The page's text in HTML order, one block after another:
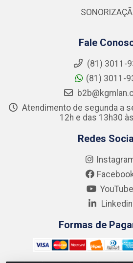
Fale
(81) 3011-
(81) 3011-
Atendimento de segunda a
12h e das 13h30
Redes
YouTube
Linkedin
Formas de